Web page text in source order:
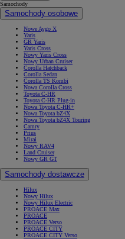
Samochody
Samochody osobowe
Nowe Aygo X
Yaris
GR Yaris
Yaris Cross
Nowy Yaris Cross
Nowy Urban Cruiser
Corolla Hatchback
Corolla Sedan
Corolla TS Kombi
Nowa Corolla Cross
Toyota C-HR
Toyota C-HR Plug-in
Nowa Toyota C-HR+
Nowa Toyota bZ4X
Nowa Toyota bZ4X Touring
Camry
Prius
Mirai
Nowy RAV4
Land Cruiser
Nowy GR GT
Samochody dostawcze
Hilux
Nowy Hilux
Nowy Hilux Electric
PROACE Max
PROACE
PROACE Verso
PROACE CITY
PROACE CITY Verso